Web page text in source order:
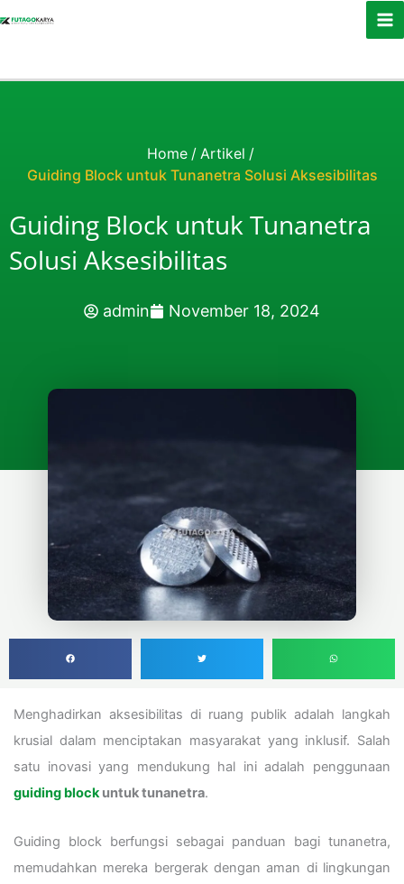
Home / Artikel /
Guiding Block untuk Tunanetra Solusi Aksesibilitas
Guiding Block untuk Tunanetra
Solusi Aksesibilitas
admin November 18, 2024
Menghadirkan aksesibilitas di ruang publik adalah langkah
krusial dalam menciptakan masyarakat yang inklusif. Salah
satu inovasi yang mendukung hal ini adalah penggunaan
guiding blockuntuk tunanetra.
Guiding block berfungsi sebagai panduan bagi tunanetra,
memudahkan mereka bergerak dengan aman di lingkungan